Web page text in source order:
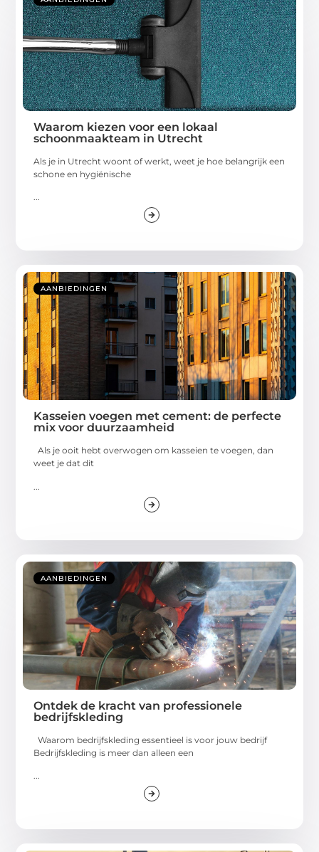
Waarom kiezen voor een lokaal
schoonmaakteam in Utrecht
Als je in Utrecht woont of werkt, weet je hoe belangrijk een
schone en hygiënische
...
AANBIEDINGEN
Kasseien voegen met cement: de perfecte
mix voor duurzaamheid
Als je ooit hebt overwogen om kasseien te voegen, dan
weet je dat dit
AANBIEDINGEN
Ontdek de kracht van professionele
bedrijfskleding
Waarom bedrijfskleding essentieel is voor jouw bedrijf
Bedrijfskleding is meer dan alleen een